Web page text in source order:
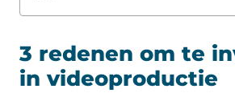
3 redenen om te
in videoproductie